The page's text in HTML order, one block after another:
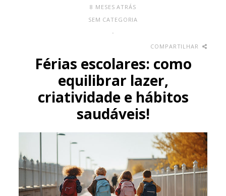
8 MESES ATRÁS
SEM CATEGORIA
-
COMPARTILHAR
Férias escolares: como
equilibrar lazer,
criatividade e hábitos
saudáveis!